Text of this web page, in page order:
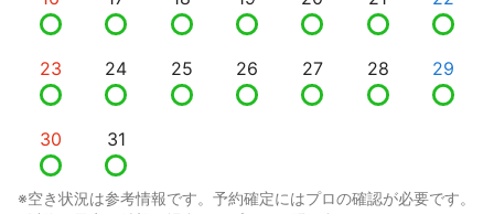
23 24 25 26 27 28 29
30 31
※空き状況は参考情報です。予約確定にはプロの確認が必要です。